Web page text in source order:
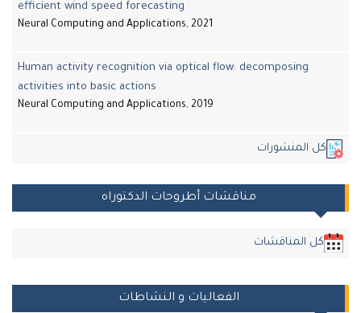
efficient wind speed forecasting
Neural Computing and Applications, 2021
Human activity recognition via optical flow: decomposing
activities into basic actions
Neural Computing and Applications, 2019
كل المنشورات
مناقشات أطروحات الدكتوراه
كل المناقشات
الفعاليات و النشاطات